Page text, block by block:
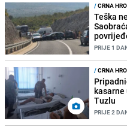
/CRNA
Teška
PRIJE 1
/CRNA
kasarne
Tuzlu
PRIJE 2